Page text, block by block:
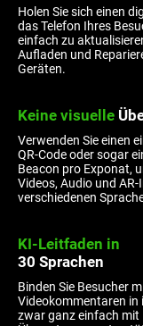
Holen Sie sich einen
das Telefon Ihres
einfach zu
Aufladen und
Geräten.
Keine visuelle
Verwenden Sie einen
QR-Code oder sogar
Beacon pro Exponat,
Videos, Audio und AR-
verschiedenen
KI-Leitfaden in
30 Sprachen
Binden Sie Besucher
Videokommentaren in
zwar ganz einfach mit